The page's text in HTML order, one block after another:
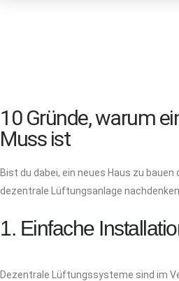
10 Gründe, warum
Muss ist
Bist du dabei, ein neues Haus zu
dezentrale Lüftungsanlage
1. Einfache
Dezentrale Lüftungssysteme sind im